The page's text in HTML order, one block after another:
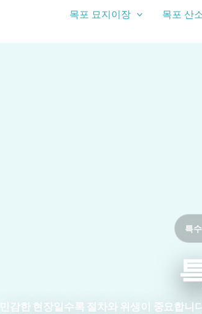
목포 묘지이장 목포 산
특
민감한 현장일수록 절차와 위생이 중요합니